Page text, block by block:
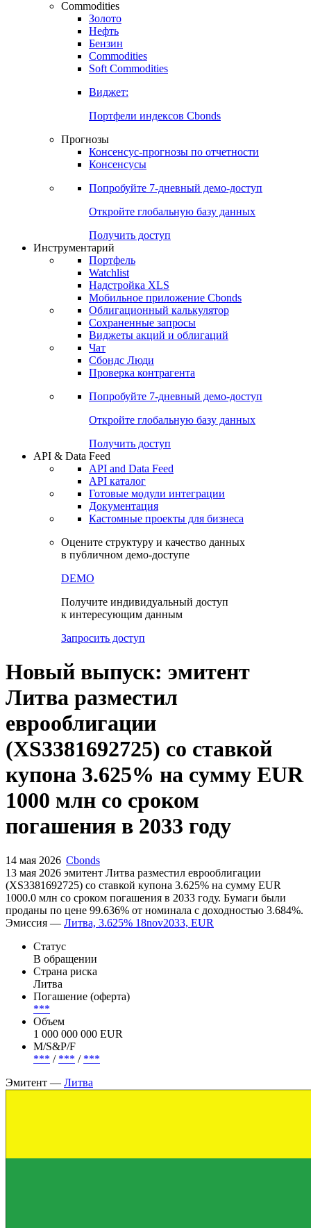
Commodities
Золото
Нефть
Бензин
Commodities
Soft Commodities
Виджет:
Портфели индексов Cbonds
Прогнозы
Консенсус-прогнозы по отчетности
Консенсусы
Попробуйте 7-дневный демо-доступ
Откройте глобальную базу данных
Получить доступ
Инструментарий
Портфель
Watchlist
Надстройка XLS
Мобильное приложение Cbonds
Облигационный калькулятор
Сохраненные запросы
Виджеты акций и облигаций
Чат
Сбондс Люди
Проверка контрагента
Попробуйте 7-дневный демо-доступ
Откройте глобальную базу данных
Получить доступ
API & Data Feed
API and Data Feed
API каталог
Готовые модули интеграции
Документация
Кастомные проекты для бизнеса
Оцените структуру и качество данных
в публичном демо-доступе
DEMO
Получите индивидуальный доступ
к интересующим данным
Запросить доступ
Новый выпуск: эмитент
Литва разместил
еврооблигации
(XS3381692725) со ставкой
купона 3.625% на сумму EUR
1000 млн со сроком
погашения в 2033 году
14 мая 2026 Cbonds
13 мая 2026 эмитент Литва разместил еврооблигации
(XS3381692725) cо ставкой купона 3.625% на сумму EUR
1000.0 млн со сроком погашения в 2033 году. Бумаги были
проданы по цене 99.636% от номинала с доходностью 3.684%.
Эмиссия — Литва, 3.625% 18nov2033, EUR
Статус
В обращении
Страна риска
Литва
Погашение (оферта)
***
Объем
1 000 000 000 EUR
М/S&P/F
*** / *** / ***
Эмитент — Литва